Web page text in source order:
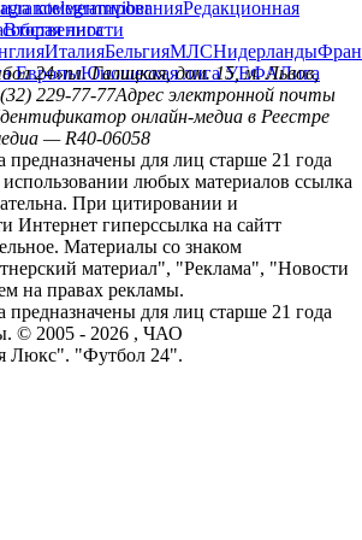
комментированияРедакционная
telegramviber
Вторая лига
ИталияБельгияМЛСНидерланды
ЕвропыЮношеская лига УЕФАЛига
24»пл. Галицкая, дом. 15, м. Львов,
229-77-77Адрес электронной почты
онлайн-медиа в Реестре
— R40-06058
предназначены для лиц старше 21 года
любых материалов ссылка
При цитировании и
Интернет гиперссылка на сайтт
Материалы со знаком
материал", "Реклама", "Новости
на правах рекламы.
предназначены для лиц старше 21 года
© 2005 - 2026 , ЧАО
Люкс". "Футбол 24".